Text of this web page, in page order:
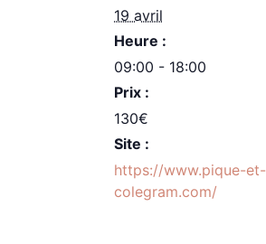
19 avril
Heure :
09:00 - 18:00
Prix :
130€
Site :
https://www.pique-et-
colegram.com/